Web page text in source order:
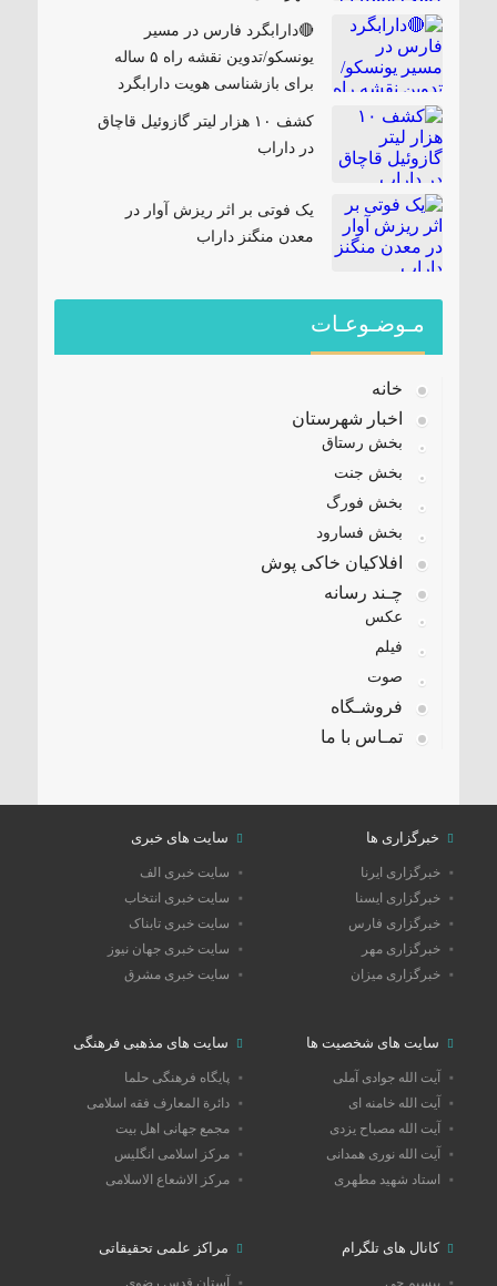
🔴دارابگرد فارس در مسیر
یونسکو/تدوین نقشه راه ۵ ساله
برای بازشناسی هویت دارابگرد
کشف ۱۰ هزار لیتر گازوئیل قاچاق
در داراب
یک فوتی بر اثر ریزش آوار در
معدن منگنز داراب
مـوضـوعـات
خانه
اخبار شهرستان
بخش رستاق
بخش جنت
بخش فورگ
بخش فسارود
افلاکیان خاکی پوش
چـند رسانه
عکس
فیلم
صوت
فروشـگاه
تمـاس با ما
خبرگزاری ها
خبرگزاری ایرنا
خبرگزاری ایسنا
خبرگزاری فارس
خبرگزاری مهر
خبرگزاری میزان
سایت های خبری
سایت خبری الف
سایت خبری انتخاب
سایت خبری تابناک
سایت خبری جهان نیوز
سایت خبری مشرق
سایت های شخصیت ها
آیت الله جوادی آملی
آیت الله خامنه ای
آیت الله مصباح یزدی
آیت الله نوری همدانی
استاد شهید مطهری
سایت های مذهبی فرهنگی
پایگاه فرهنگی حلما
دائرة المعارف فقه اسلامی
مجمع جهانی اهل بیت
مرکز اسلامی انگلیس
مرکز الاشعاع الاسلامی
کانال های تلگرام
بیسیم چی
مراکز علمی تحقیقاتی
آستان قدس رضوی